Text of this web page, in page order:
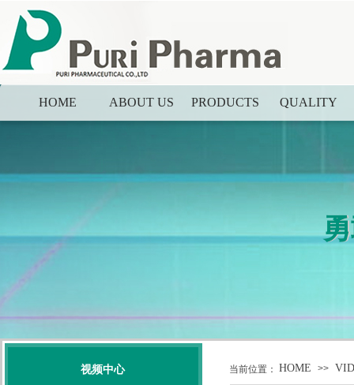
HOME ABOUT US PRODUCTS QUALITY
HOME >>
视频中心 当前位置：